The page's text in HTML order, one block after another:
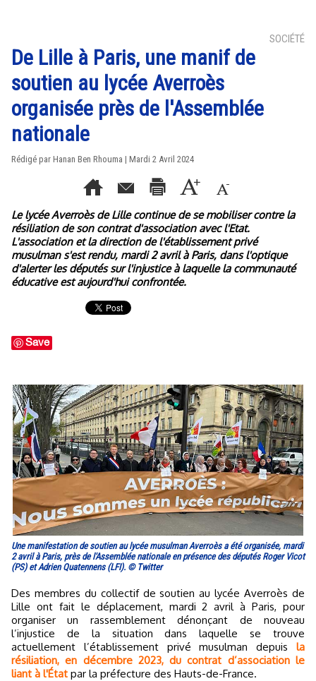
SOCIÉTÉ
De Lille à Paris, une manif de
soutien au lycée Averroès
organisée près de l'Assemblée
nationale
Rédigé par Hanan Ben Rhouma | Mardi 2 Avril 2024
Le lycée Averroès de Lille continue de se mobiliser contre la
résiliation de son contrat d'association avec l'Etat.
L'association et la direction de l'établissement privé
musulman s'est rendu, mardi 2 avril à Paris, dans l'optique
d'alerter les députés sur l'injustice à laquelle la communauté
éducative est aujourd'hui confrontée.
Save
Une manifestation de soutien au lycée musulman Averroès a été organisée, mardi
2 avril à Paris, près de l'Assemblée nationale en présence des députés Roger Vicot
(PS) et Adrien Quatennens (LFI). © Twitter
Des membres du collectif de soutien au lycée Averroès de
Lille ont fait le déplacement, mardi 2 avril à Paris, pour
organiser un rassemblement dénonçant de nouveau
l’injustice de la situation dans laquelle se trouve
actuellement l’établissement privé musulman depuis la
résiliation, en décembre 2023, du contrat d’association le
liant à l'État par la préfecture des Hauts-de-France.